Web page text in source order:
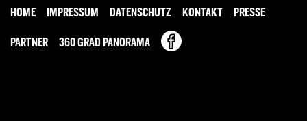
HOME IMPRESSUM DATENSCHUTZ KONTAKT PRESSE
PARTNER 360 GRAD PANORAMA